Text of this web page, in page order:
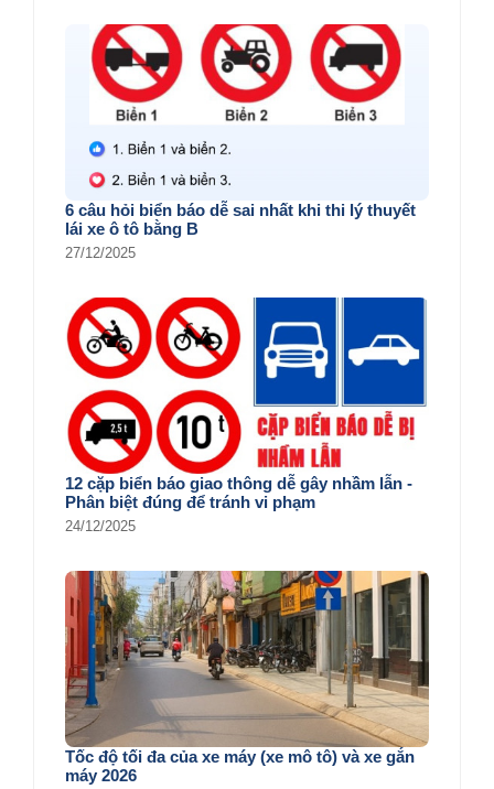
6 câu hỏi biển báo dễ sai nhất khi thi lý thuyết
lái xe ô tô bằng B
27/12/2025
12 cặp biển báo giao thông dễ gây nhầm lẫn -
Phân biệt đúng để tránh vi phạm
24/12/2025
Tốc độ tối đa của xe máy (xe mô tô) và xe gắn
máy 2026